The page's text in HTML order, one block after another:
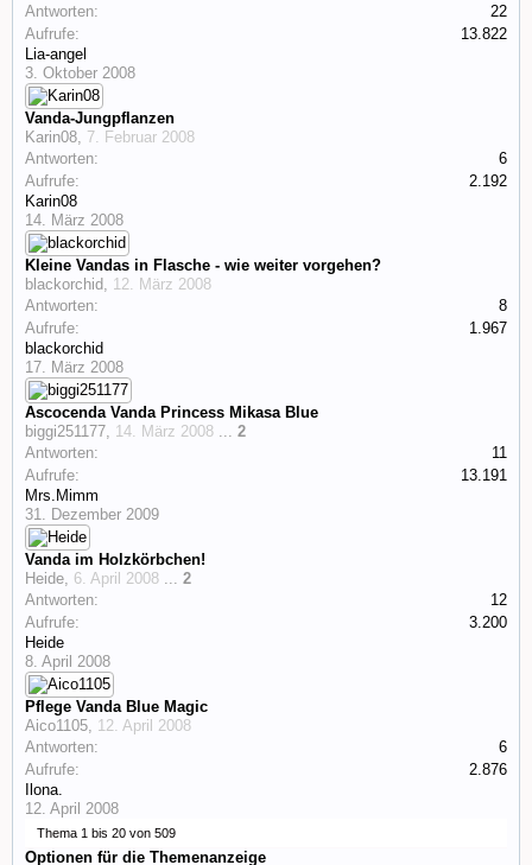
Antworten:
22
Aufrufe:
13.822
Lia-angel
3. Oktober 2008
Vanda-Jungpflanzen
Karin08, 7. Februar 2008
Antworten:
6
Aufrufe:
2.192
Karin08
14. März 2008
Kleine Vandas in Flasche - wie weiter vorgehen?
blackorchid, 12. März 2008
Antworten:
8
Aufrufe:
1.967
blackorchid
17. März 2008
Ascocenda Vanda Princess Mikasa Blue
biggi251177, 14. März 2008 ... 2
Antworten:
11
Aufrufe:
13.191
Mrs.Mimm
31. Dezember 2009
Vanda im Holzkörbchen!
Heide, 6. April 2008 ... 2
Antworten:
12
Aufrufe:
3.200
Heide
8. April 2008
Pflege Vanda Blue Magic
Aico1105, 12. April 2008
Antworten:
6
Aufrufe:
2.876
Ilona.
12. April 2008
Thema 1 bis 20 von 509
Optionen für die Themenanzeige